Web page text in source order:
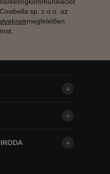
sp. z o.o. az
megfelelően